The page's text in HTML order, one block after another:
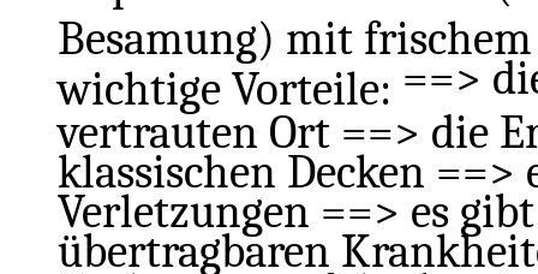
Besamung) mit frischem
wichtige Vorteile: ==>
vertrauten Ort ==> die
klassischen Decken ==>
Verletzungen ==> es
übertragbaren